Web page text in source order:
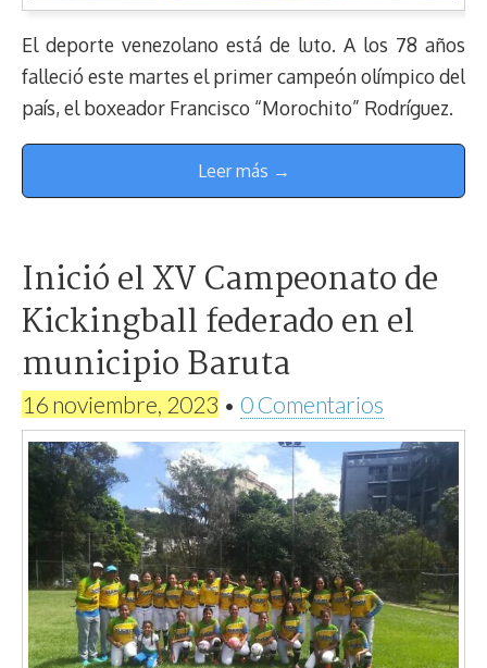
El deporte venezolano está de luto. A los 78 años
falleció este martes el primer campeón olímpico del
país, el boxeador Francisco “Morochito” Rodríguez.
Leer más →
Inició el XV Campeonato de
Kickingball federado en el
municipio Baruta
16 noviembre, 2023 • 0 Comentarios